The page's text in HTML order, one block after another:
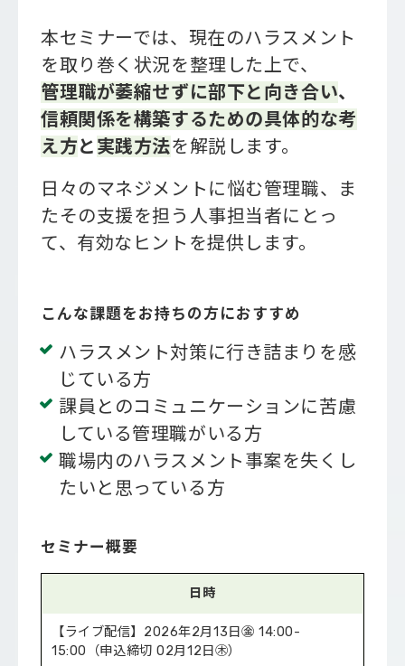
本セミナーでは、現在のハラスメント
を取り巻く状況を整理した上で、
管理職が萎縮せずに部下と向き合い、
信頼関係を構築するための具体的な考
え方と 実践方法を解説します。
日々のマネジメントに悩む管理職、ま
たその支援を担う人事担当者にとっ
て、有効なヒントを提供します。
こんな課題をお持ちの方におすすめ
ハラスメント対策に行き詰まりを感
じている方
課員とのコミュニケーションに苦慮
している管理職がいる方
職場内のハラスメント事案を失くし
たいと思っている方
セミナー概要
日時
【ライブ配信】2026年2月13日㊎ 14:00-
15:00（申込締切 02月12日㊍）